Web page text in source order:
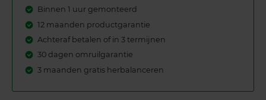
Binnen 1 uur gemonteerd
12 maanden productgarantie
Achteraf betalen of in 3 termijnen
30 dagen omruilgarantie
3 maanden gratis herbalanceren